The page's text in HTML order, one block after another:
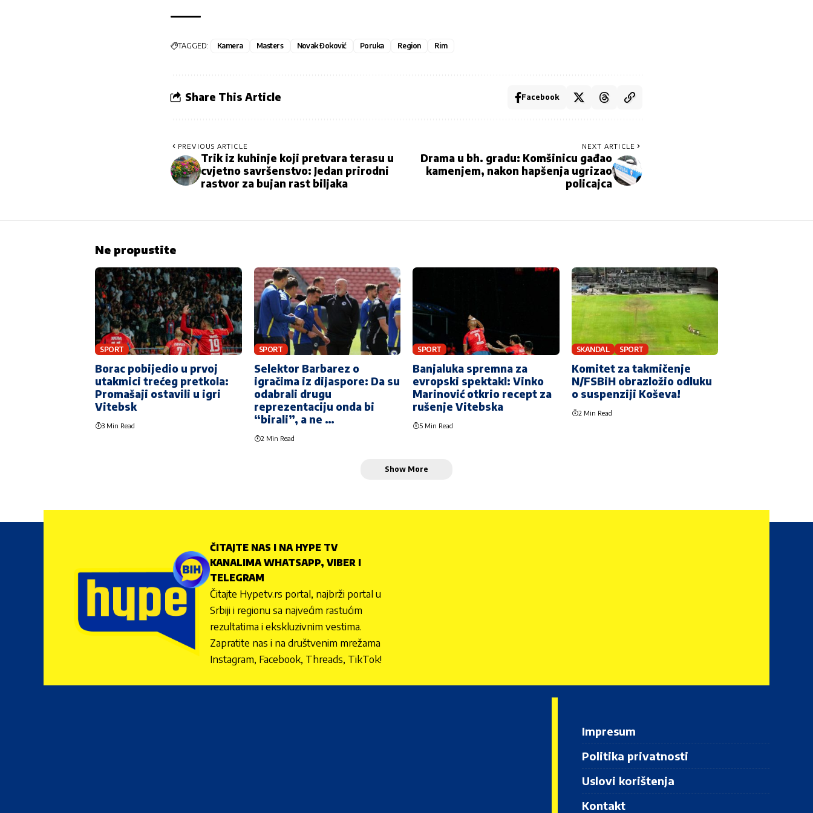
TAGGED: Kamera Masters Novak Đoković Poruka Region Rim
Share This Article Facebook
PREVIOUS ARTICLE
Trik iz kuhinje koji pretvara terasu u
cvjetno savršenstvo: Jedan prirodni
rastvor za bujan rast biljaka
NEXT ARTICLE
Drama u bh. gradu: Komšinicu gađao
kamenjem, nakon hapšenja ugrizao
policajca
Ne propustite
SPORT
Borac pobijedio u prvoj
utakmici trećeg pretkola:
Promašaji ostavili u igri
Vitebsk
3 Min Read
SPORT
Selektor Barbarez o
igračima iz dijaspore: Da su
odabrali drugu
reprezentaciju onda bi
“birali”, a ne …
2 Min Read
SPORT
Banjaluka spremna za
evropski spektakl: Vinko
Marinović otkrio recept za
rušenje Vitebska
5 Min Read
SKANDAL SPORT
Komitet za takmičenje
N/FSBiH obrazložio odluku
o suspenziji Koševa!
2 Min Read
Show More
ČITAJTE NAS I NA HYPE TV
KANALIMA WHATSAPP, VIBER I
TELEGRAM
Čitajte Hypetv.rs portal, najbrži portal u
Srbiji i regionu sa najvećim rastućim
rezultatima i ekskluzivnim vestima.
Zapratite nas i na društvenim mrežama
Instagram, Facebook, Threads, TikTok!
Impresum
Politika privatnosti
Uslovi korištenja
Kontakt